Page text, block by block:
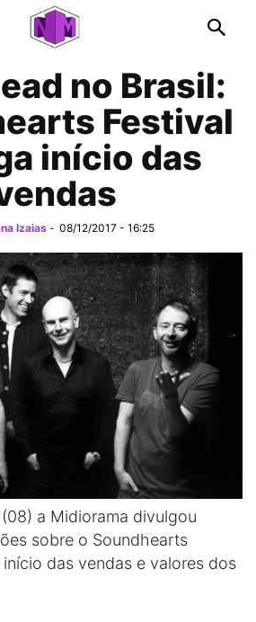
no Brasil:
Festival
início das
Izaias - 08/12/2017 - 16:25
a Midiorama divulgou
sobre o Soundhearts
das vendas e valores dos